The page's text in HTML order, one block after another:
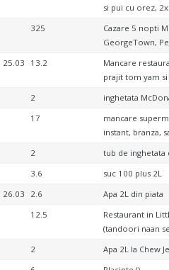
si pui cu orez,
325
Cazare 5 nopti
GeorgeTown,
25.03 13.2
Mancare
prajit tom yam
2 inghetata
17
mancare
instant, branza,
2 tub de inghetata
3.6
suc 100 plus 2L
26.03
2.6 Apa 2L din piata
12.5
Restaurant in
(tandoori naan
2 Apa 2L la Chew